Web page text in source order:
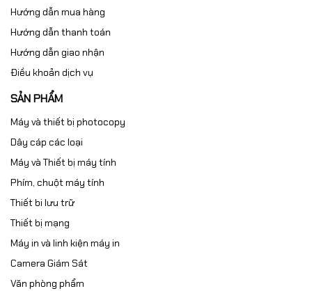
Hướng dẫn mua hàng
Hướng dẫn thanh toán
Hướng dẫn giao nhận
Điều khoản dịch vụ
SẢN PHẨM
Máy và thiết bị photocopy
Dây cáp các loại
Máy và Thiết bị máy tính
Phím, chuột máy tính
Thiết bi lưu trữ
Thiết bị mạng
Máy in và linh kiện máy in
Camera Giám Sát
Văn phòng phẩm